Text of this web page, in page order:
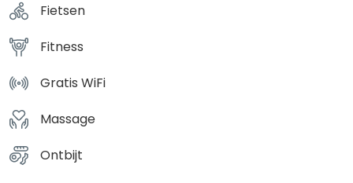
Fietsen
Fitness
Gratis WiFi
Massage
Ontbijt